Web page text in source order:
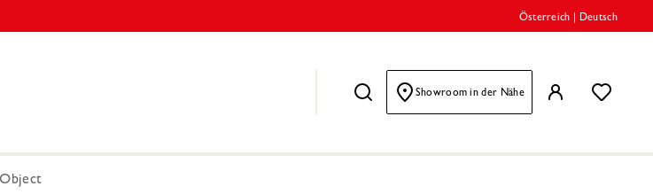
Österreich Deutsch
Showroom in der Nähe